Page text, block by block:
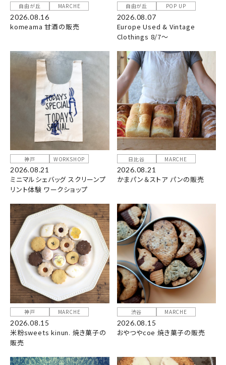
自由が丘 MARCHE
2026.08.16
komeama 甘酒の販売
自由が丘 POP UP
2026.08.07
Europe Used & Vintage
Clothings 8/7～
神戸 WORKSHOP
2026.08.21
ミニマルシェバッグ スクリーンプ
リント体験 ワークショップ
日比谷 MARCHE
2026.08.21
かまパン＆ストア パンの販売
神戸 MARCHE
2026.08.15
米粉sweets kinun. 焼き菓子の
販売
渋谷 MARCHE
2026.08.15
おやつやcoe 焼き菓子の販売